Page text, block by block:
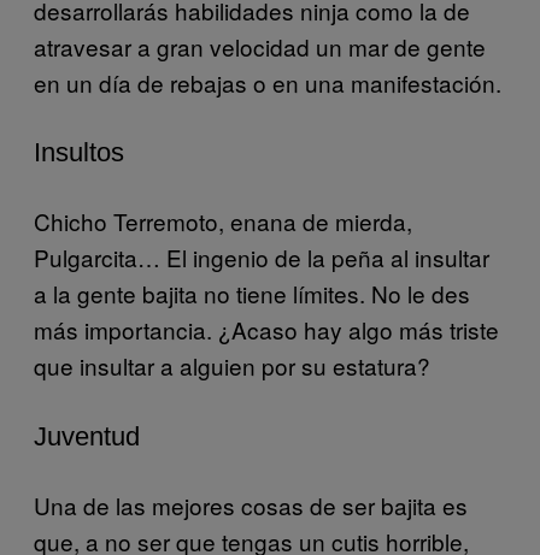
desarrollarás habilidades ninja como la de
atravesar a gran velocidad un mar de gente
en un día de rebajas o en una manifestación.
Insultos
Chicho Terremoto, enana de mierda,
Pulgarcita… El ingenio de la peña al insultar
a la gente bajita no tiene límites. No le des
más importancia. ¿Acaso hay algo más triste
que insultar a alguien por su estatura?
Juventud
Una de las mejores cosas de ser bajita es
que, a no ser que tengas un cutis horrible,